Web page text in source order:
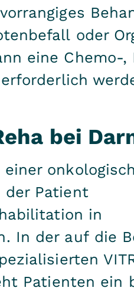
oder
eine Chemo-
bei
einer
der Patient
in
In der auf die
Patienten ein